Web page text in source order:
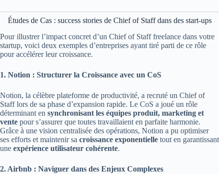
Études de Cas : success stories de Chief of Staff dans des start-ups
Pour illustrer l’impact concret d’un Chief of Staff freelance dans votre
startup, voici deux exemples d’entreprises ayant tiré parti de ce rôle
pour accélérer leur croissance.
1. Notion : Structurer la Croissance avec un CoS
Notion, la célèbre plateforme de productivité, a recruté un Chief of
Staff lors de sa phase d’expansion rapide. Le CoS a joué un rôle
déterminant en synchronisant les équipes produit, marketing et
vente pour s’assurer que toutes travaillaient en parfaite harmonie.
Grâce à une vision centralisée des opérations, Notion a pu optimiser
ses efforts et maintenir sa croissance exponentielle tout en garantissant
une expérience utilisateur cohérente.
2. Airbnb : Naviguer dans des Enjeux Complexes